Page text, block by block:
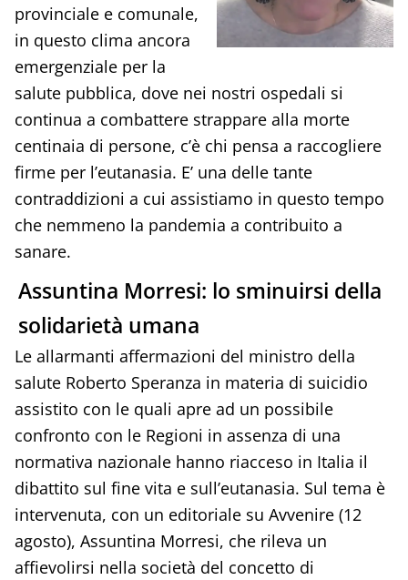
provinciale e comunale,
in questo clima ancora
emergenziale per la
salute pubblica, dove nei nostri ospedali si
continua a combattere strappare alla morte
centinaia di persone, c’è chi pensa a raccogliere
firme per l’eutanasia. E’ una delle tante
contraddizioni a cui assistiamo in questo tempo
che nemmeno la pandemia a contribuito a
sanare.
Assuntina Morresi: lo sminuirsi della
solidarietà umana
Le allarmanti affermazioni del ministro della
salute Roberto Speranza in materia di suicidio
assistito con le quali apre ad un possibile
confronto con le Regioni in assenza di una
normativa nazionale hanno riacceso in Italia il
dibattito sul fine vita e sull’eutanasia. Sul tema è
intervenuta, con un editoriale su Avvenire (12
agosto), Assuntina Morresi, che rileva un
affievolirsi nella società del concetto di